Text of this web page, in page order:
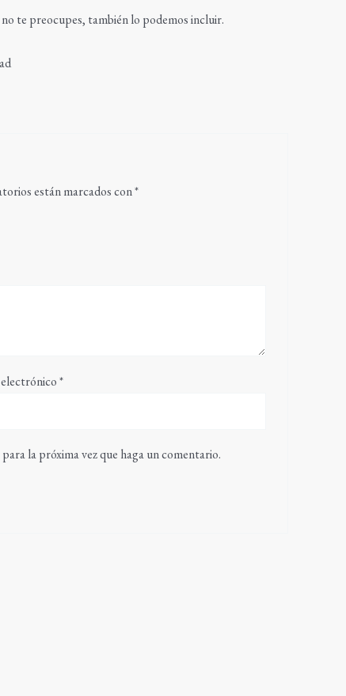
te preocupes, también lo podemos incluir.
están marcados con*
*
la próxima vez que haga un comentario.